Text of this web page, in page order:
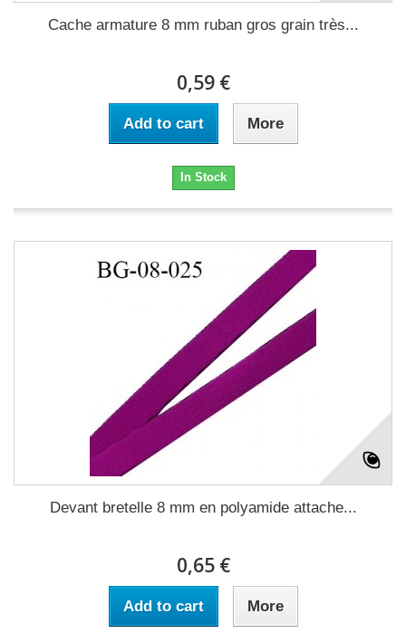
Cache armature 8 mm ruban gros grain très...
0,59 €
Add to cart More
In Stock
Devant bretelle 8 mm en polyamide attache...
0,65 €
Add to cart More